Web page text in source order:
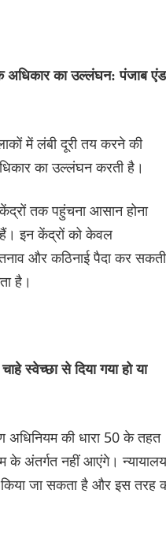
अधिकार का उल्लंघन: पंजाब एंड
में लंबी दूरी तय करने की
का उल्लंघन करती है।
तक पहुंचना आसान होना
इन केंद्रों को केवल
और कठिनाई पैदा कर सकती
है।
स्वेच्छा से दिया गया हो या
अधिनियम की धारा 50 के तहत
के अंतर्गत नहीं आएंगे। न्यायालय
किया जा सकता है और इस तरह